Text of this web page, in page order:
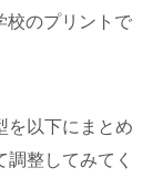
校のプリントで
を以下にまとめ
整してみてく